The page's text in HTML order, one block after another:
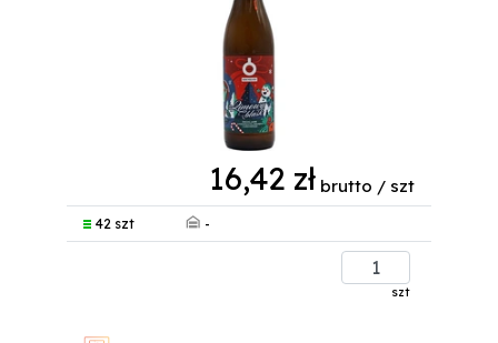
16,42 zł brutto / szt
42 szt -
szt